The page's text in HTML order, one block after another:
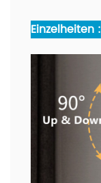
Einzelheiten :